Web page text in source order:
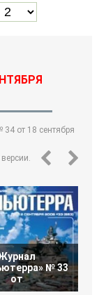
от 18 сентября
№ 33
от